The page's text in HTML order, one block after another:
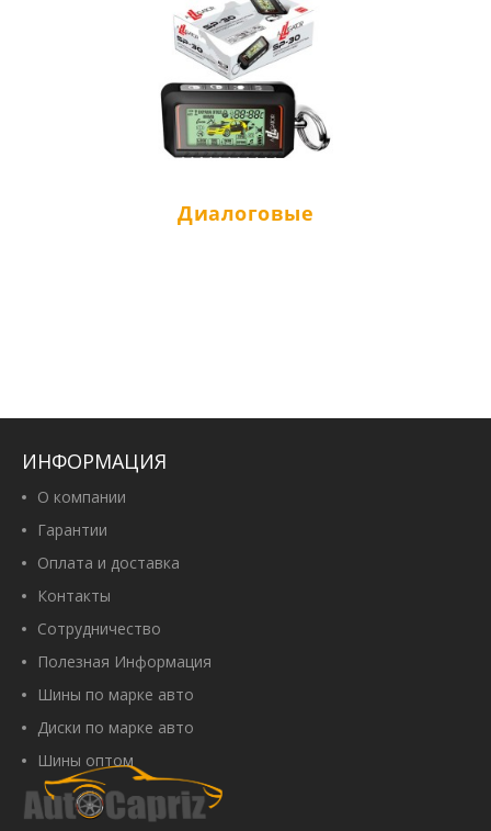
Диалоговые
ИНФОРМАЦИЯ
О компании
Гарантии
Оплата и доставка
Контакты
Сотрудничество
Полезная Информация
Шины по марке авто
Диски по марке авто
Шины оптом